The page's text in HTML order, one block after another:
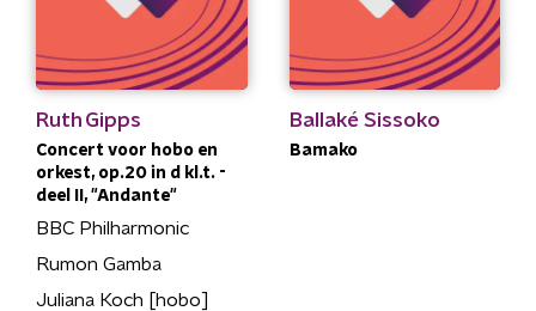
Ruth Gipps
Concert voor hobo en
orkest, op.20 in d kl.t. -
deel II, "Andante"
BBC Philharmonic
Rumon Gamba
Juliana Koch [hobo]
Ballaké Sissoko
Bamako